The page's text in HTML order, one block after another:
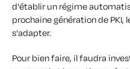
d'établir un régime
prochaine génération de
s'adapter.
Pour bien faire, il faudra